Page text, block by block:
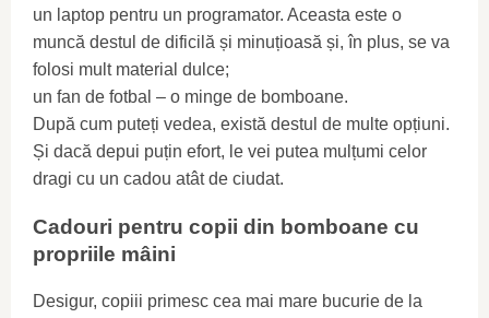
un laptop pentru un programator. Aceasta este o
muncă destul de dificilă și minuțioasă și, în plus, se va
folosi mult material dulce;
un fan de fotbal – o minge de bomboane.
După cum puteți vedea, există destul de multe opțiuni.
Și dacă depui puțin efort, le vei putea mulțumi celor
dragi cu un cadou atât de ciudat.
Cadouri pentru copii din bomboane cu
propriile mâini
Desigur, copiii primesc cea mai mare bucurie de la